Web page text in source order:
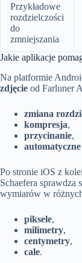
Przykładowe
rozdzielczości
do
zmniejszania
Jakie aplikacje
Na platformie
zdjęcie od Farluner
zmiana
kompresja,
przycinanie,
Po stronie iOS z
Schaefera sprawdza
wymiarów w
piksele,
milimetry,
centymetry,
cale.